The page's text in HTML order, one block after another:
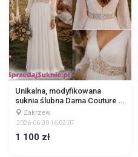
Unikalna, modyfikowana
suknia ślubna Dama Couture –
model Safona
Zakrzew
2026-06-30 16:02:07
1 100 zł